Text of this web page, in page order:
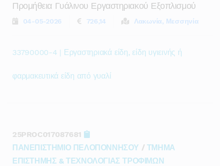
Προμήθεια Γυάλινου Εργαστηριακού Εξοπλισμού
04-05-2026 726,14 Λακωνία, Μεσσηνία
33790000-4 | Εργαστηριακά είδη, είδη υγιεινής ή
φαρμακευτικά είδη από γυαλί
25PROC017087681
ΠΑΝΕΠΙΣΤΗΜΙΟ ΠΕΛΟΠΟΝΝΗΣΟΥ / ΤΜΗΜΑ
ΕΠΙΣΤΗΜΗΣ & ΤΕΧΝΟΛΟΓΙΑΣ ΤΡΟΦΙΜΩΝ